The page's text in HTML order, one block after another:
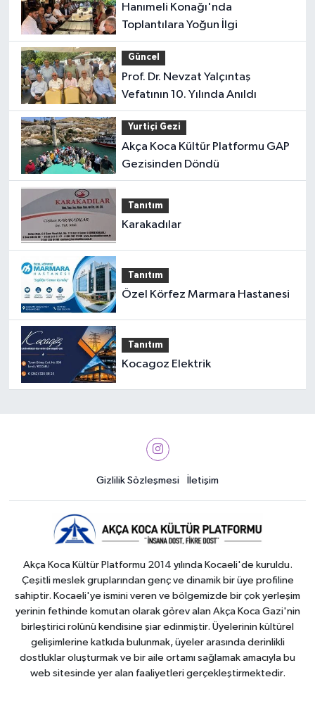
Hanımeli Konağı'nda
Toplantılara Yoğun İlgi
Güncel
Prof. Dr. Nevzat Yalçıntaş
Vefatının 10. Yılında Anıldı
Yurtiçi Gezi
Akça Koca Kültür Platformu GAP
Gezisinden Döndü
Tanıtım
Karakadılar
Tanıtım
Özel Körfez Marmara Hastanesi
Tanıtım
Kocagoz Elektrik
Gizlilik Sözleşmesi İletişim
Akça Koca Kültür Platformu 2014 yılında Kocaeli'de kuruldu.
Çeşitli meslek gruplarından genç ve dinamik bir üye profiline
sahiptir. Kocaeli'ye ismini veren ve bölgemizde bir çok yerleşim
yerinin fethinde komutan olarak görev alan Akça Koca Gazi'nin
birleştirici rolünü kendisine şiar edinmiştir. Üyelerinin kültürel
gelişimlerine katkıda bulunmak, üyeler arasında derinlikli
dostluklar oluşturmak ve bir aile ortamı sağlamak amacıyla bu
web sitesinde yer alan faaliyetleri gerçekleştirmektedir.